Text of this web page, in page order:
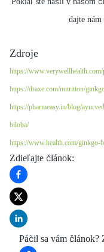
dajte
Zdroje
https://
https://draxe.com/nutrition/
https://pharmeasy.in/blog/
biloba/
https://www.health.com/ginkgo-
Zdieľajte článok:
Páčil sa vám